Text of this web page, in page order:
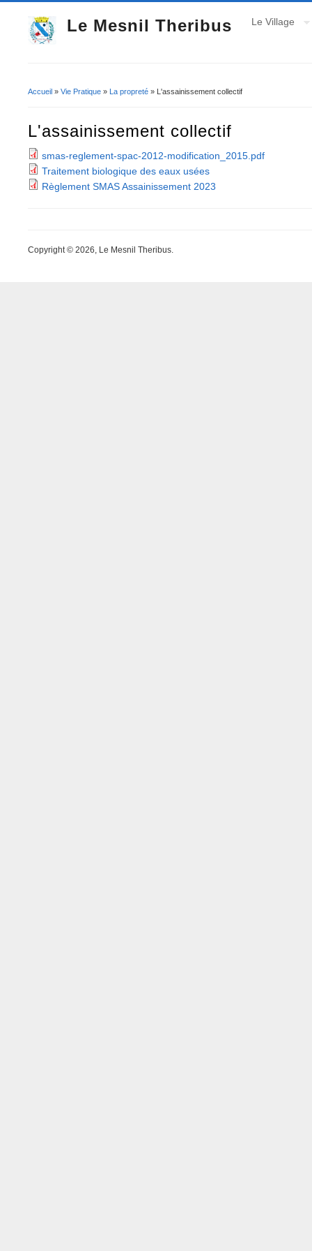
Le Mesnil Theribus Le Village
Accueil » Vie Pratique » La propreté » L'assainissement collectif
L'assainissement collectif
smas-reglement-spac-2012-modification_2015.pdf
Traitement biologique des eaux usées
Règlement SMAS Assainissement 2023
Copyright © 2026, Le Mesnil Theribus.